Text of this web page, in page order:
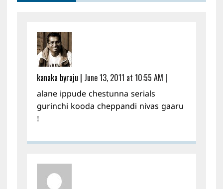
kanaka byraju | June 13, 2011 at 10:55 AM |
alane ippude chestunna serials
gurinchi kooda cheppandi nivas gaaru
!